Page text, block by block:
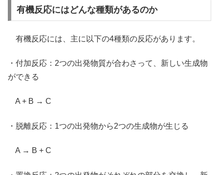
有機反応にはどんな種類があるのか
有機反応には、主に以下の4種類の反応があります。
・付加反応：2つの出発物質が合わさって、新しい生成物
ができる
A + B → C
・脱離反応：1つの出発物から2つの生成物が生じる
A → B + C